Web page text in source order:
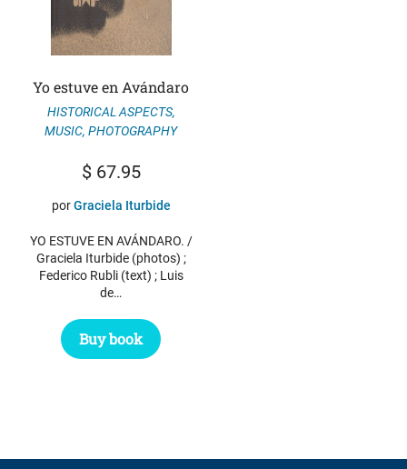
Yo estuve en Avándaro
HISTORICAL ASPECTS,
MUSIC, PHOTOGRAPHY
$67.95
porGraciela Iturbide
YO ESTUVE EN AVÁNDARO. /
Graciela Iturbide (photos) ;
Federico Rubli (text) ; Luis
de…
Buy book